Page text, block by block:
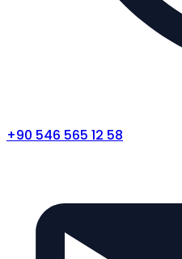
+90 546 565 12 58